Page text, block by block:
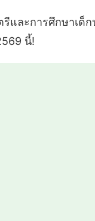
ละการศึกษาเด็ก
นี้!